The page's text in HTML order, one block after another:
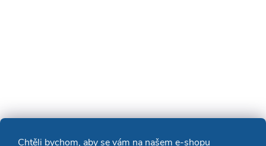
Chtěli bychom, aby se vám na našem e-shopu